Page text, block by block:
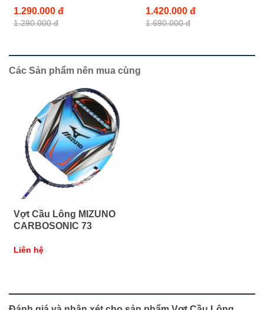
1.290.000 đ
1.290.000 đ
1.420.000 đ
1.690.000 đ
Các Sản phẩm nên mua cùng
Vợt Cầu Lông MIZUNO
CARBOSONIC 73
Liên hệ